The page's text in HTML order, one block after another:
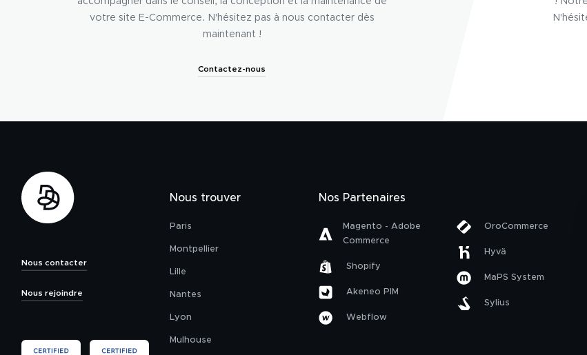
votre site E-Commerce. N'hésitez pas à nous contacter dès
maintenant !
Contactez-nous
Nous contacter
Nous rejoindre
Nous trouver
Paris
Montpellier
Lille
Nantes
Lyon
Mulhouse
Nos Partenaires
Magento - Adobe
Commerce
Shopify
Akeneo PIM
Webflow
OroCommerce
Hyvä
MaPS System
Sylius